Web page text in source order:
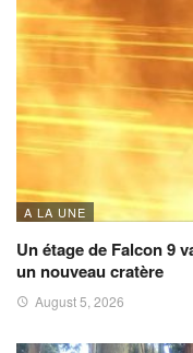
A LA UNE
Un étage de Falcon 9
un nouveau cratère
August 5, 2026